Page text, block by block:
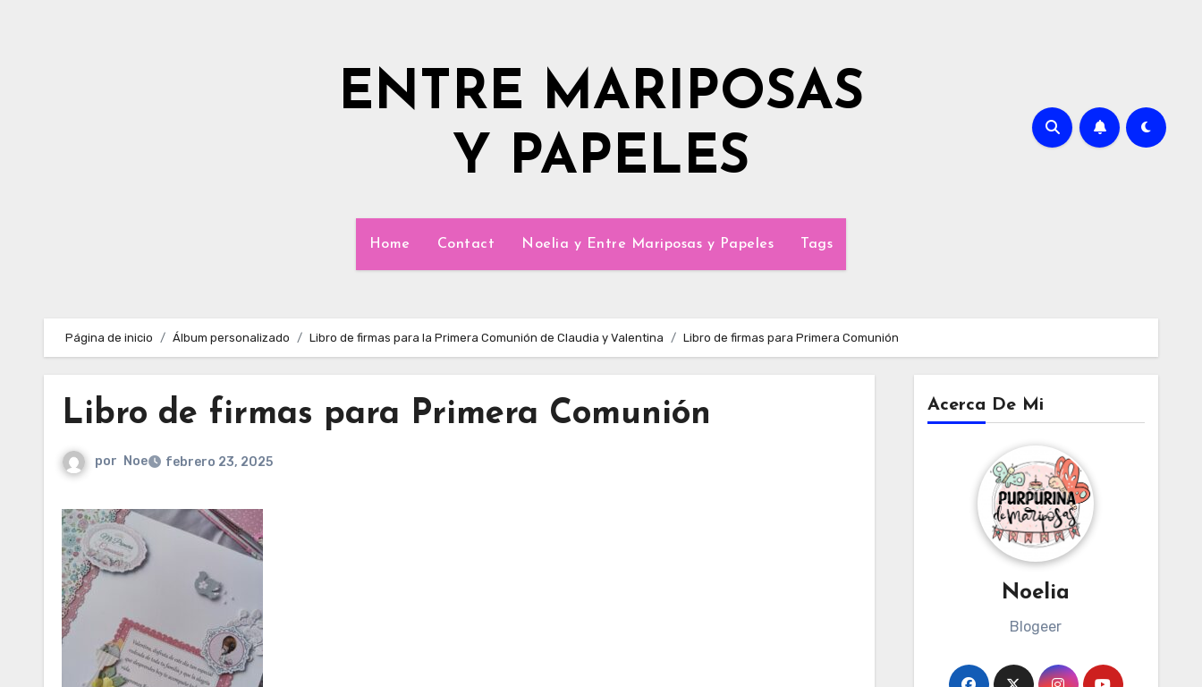
ENTRE MARIPOSAS
Y PAPELES
Home Contact Noelia y Entre Mariposas y Papeles Tags
Página de inicio Álbum personalizado Libro de firmas para la Primera Comunión de Claudia y Valentina Libro de firmas para Primera Comunión
Libro de firmas para Primera Comunión
por Noe febrero 23, 2025
Acerca De Mi
Noelia
Blogeer